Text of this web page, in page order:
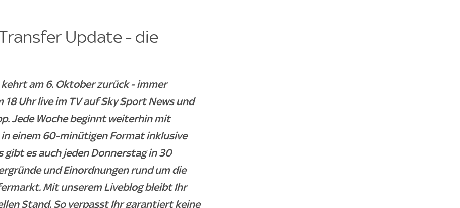
Update - die
am 6. Oktober zurück - immer
Uhr live im TV auf Sky Sport News und
Jede Woche beginnt weiterhin mit
einem 60-minütigen Format inklusive
es auch jeden Donnerstag in 30
und Einordnungen rund um die
Mit unserem Liveblog bleibt Ihr
Stand. So verpasst Ihr garantiert keine